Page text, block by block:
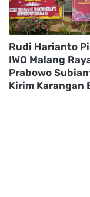
Rudi Harianto
IWO Malang
Prabowo
Kirim Karangan